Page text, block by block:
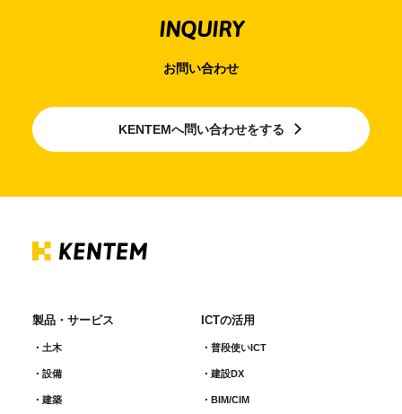
INQUIRY
お問い合わせ
KENTEMへ問い合わせをする
製品・サービス
土木
設備
建築
ICTの活用
普段使いICT
建設DX
BIM/CIM